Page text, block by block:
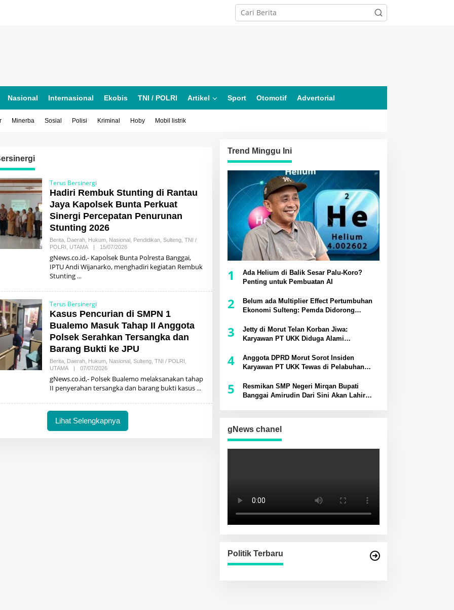
Nasional Internasional Ekobis TNI / POLRI Artikel Sport Otomotif Advertorial
Minerba Sosial Polisi Kriminal Hoby Mobil listrik
Terus Bersinergi
Hadiri Rembuk Stunting di Rantau
Jaya Kapolsek Bunta Perkuat
Sinergi Percepatan Penurunan
Stunting 2026
Berita, Daerah, Hukum, Nasional, Pendidikan, Sulteng, TNI /
POLRI
UTAMA | 15/07/2026Oleh
MOKOAGOW
gNews.co.id,- Kapolsek Bunta Polresta Banggai,
IPTU Andi Wijanarko, menghadiri kegiatan Rembuk
Stunting
Terus Bersinergi
Kasus Pencurian di SMPN 1
Bualemo Masuk Tahap II Anggota
Polsek Serahkan Tersangka dan
Barang Bukti ke JPU
Berita, Daerah, Hukum, Nasional, Sulteng, TNI / POLRI
UTAMA
| 07/07/2026Oleh
MOKOAGOW
gNews.co.id,- Polsek Bualemo melaksanakan tahap
II penyerahan tersangka dan barang bukti kasus
Lihat Selengkapnya
Trend Minggu Ini
1
Ada Helium di Balik Sesar Palu-Koro?
Penting untuk Pembuatan AI
2
Belum ada Multiplier Effect Pertumbuhan
Ekonomi Sulteng: Pemda Didorong
3
Jetty di Morut Telan Korban Jiwa:
Karyawan PT UKK Diduga Alami
4
Anggota DPRD Morut Sorot Insiden
Karyawan PT UKK Tewas di Pelabuhan
5
Resmikan SMP Negeri Mirqan Bupati
Banggai Amirudin Dari Sini Akan Lahir
gNews chanel
Politik Terbaru